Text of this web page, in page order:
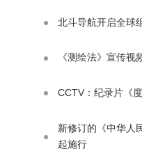
北斗导航开启全球
《测绘法》宣传视
CCTV：纪录片《
新修订的《中华人
起施行